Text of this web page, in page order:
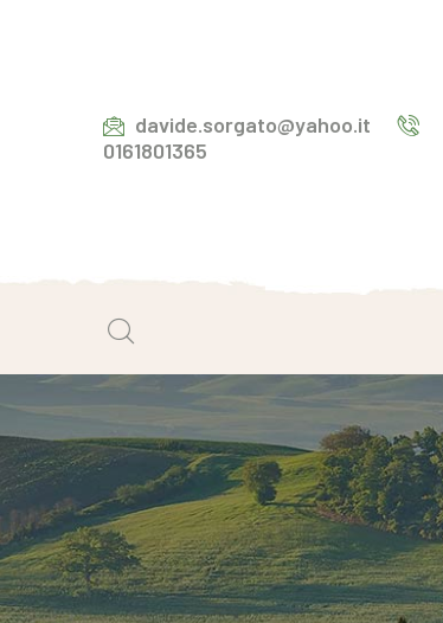
davide.sorgato@yahoo.it
0161801365